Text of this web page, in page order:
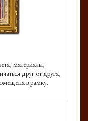
материалы,
друг от друга,
в рамку.